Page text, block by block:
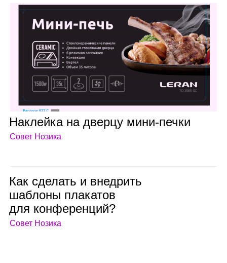
Наклейка на дверцу мини‑печки
Совет Нозика
Как сде­лать и внед­рить
шаб­лоны пла­ка­тов
для кон­фе­рен­ций?
Совет Нозика